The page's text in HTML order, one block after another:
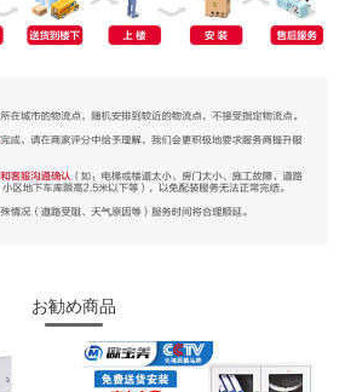
お勧め商品